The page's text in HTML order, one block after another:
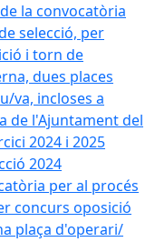
la convocatòria
selecció, per
i torn de
dues places
va, incloses a
de l'Ajuntament del
2024 i 2025
2024
per al procés
concurs oposició
plaça d'operari/